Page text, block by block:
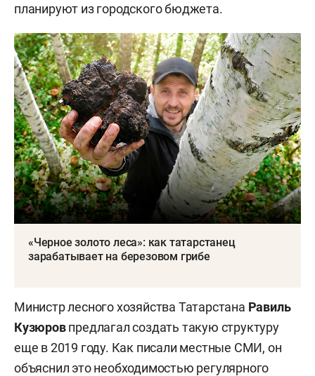
планируют из городского бюджета.
«Черное золото леса»: как татарстанец
зарабатывает на березовом грибе
Министр лесного хозяйства Татарстана Равиль
Кузюровпредлагал создать такую структуру
еще в 2019 году. Как писали местные СМИ, он
объяснил это необходимостью регулярного